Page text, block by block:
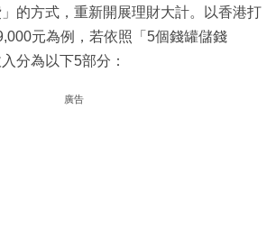
的方式，重新開展理財大計。以香港打
元為例，若依照「5個錢罐儲錢
分為以下5部分：
廣告